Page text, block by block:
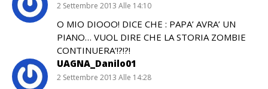
2 Settembre 2013 Alle 14:10
O MIO DIOOO! DICE CHE : PAPA’ AVRA’ UN
PIANO… VUOL DIRE CHE LA STORIA ZOMBIE
CONTINUERA’!?!?!
UAGNA_Danilo01
2 Settembre 2013 Alle 14:28